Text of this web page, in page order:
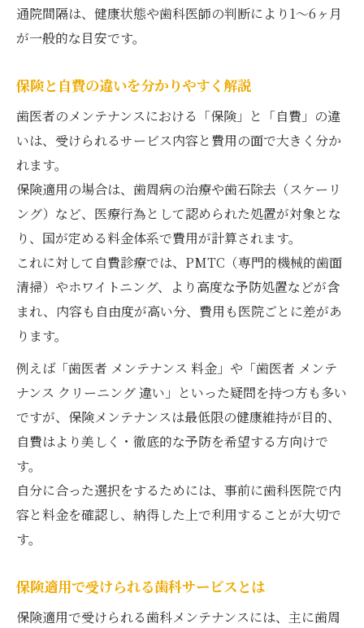
通院間隔は、健康状態や歯科医師の判断により1〜6ヶ月
が一般的な目安です。
保険と自費の違いを分かりやすく解説
歯医者のメンテナンスにおける「保険」と「自費」の違
いは、受けられるサービス内容と費用の面で大きく分か
れます。
保険適用の場合は、歯周病の治療や歯石除去（スケーリ
ング）など、医療行為として認められた処置が対象とな
り、国が定める料金体系で費用が計算されます。
これに対して自費診療では、PMTC（専門的機械的歯面
清掃）やホワイトニング、より高度な予防処置などが含
まれ、内容も自由度が高い分、費用も医院ごとに差があ
ります。
例えば「歯医者 メンテナンス 料金」や「歯医者 メンテ
ナンス クリーニング 違い」といった疑問を持つ方も多い
ですが、保険メンテナンスは最低限の健康維持が目的、
自費はより美しく・徹底的な予防を希望する方向けで
す。
自分に合った選択をするためには、事前に歯科医院で内
容と料金を確認し、納得した上で利用することが大切で
す。
保険適用で受けられる歯科サービスとは
保険適用で受けられる歯科メンテナンスには、主に歯周